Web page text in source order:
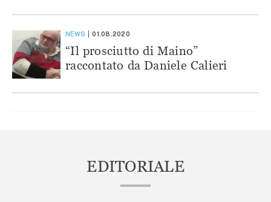
NEWS 01.08.2020
“Il prosciutto di Maino”
raccontato da Daniele Calieri
EDITORIALE